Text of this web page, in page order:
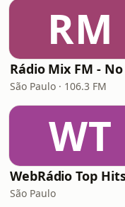
RM
São Paulo · 106.3 FM
WT
WebRádio Top
São Paulo